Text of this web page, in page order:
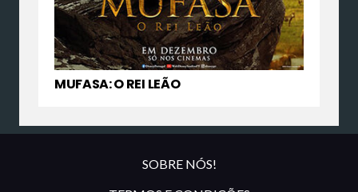
MUFASA: O REI LEÃO
SOBRE NÓS!